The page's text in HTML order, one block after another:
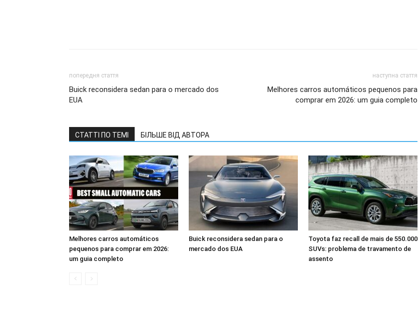
попередня стаття
Buick reconsidera sedan para o mercado dos
EUA
наступна стаття
Melhores carros automáticos pequenos para
comprar em 2026: um guia completo
СТАТТІ ПО ТЕМІ БІЛЬШЕ ВІД АВТОРА
Melhores carros automáticos
pequenos para comprar em 2026:
um guia completo
Buick reconsidera sedan para o
mercado dos EUA
Toyota faz recall de mais de 550.000
SUVs: problema de travamento de
assento